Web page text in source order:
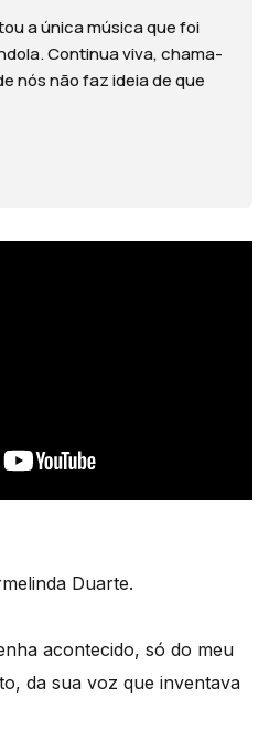
a única música que foi
Continua viva, chama-
nós não faz ideia de que
Duarte.
acontecido, só do meu
da sua voz que inventava